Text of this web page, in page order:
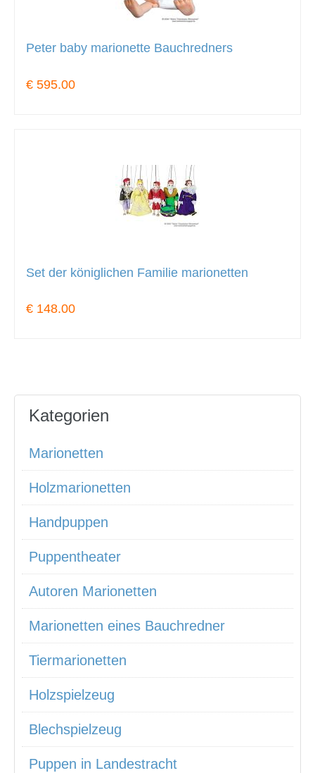
Peter baby marionette Bauchredners
€ 595.00
Set der königlichen Familie marionetten
€ 148.00
Kategorien
Marionetten
Holzmarionetten
Handpuppen
Puppentheater
Autoren Marionetten
Marionetten eines Bauchredner
Tiermarionetten
Holzspielzeug
Blechspielzeug
Puppen in Landestracht